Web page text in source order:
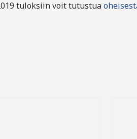
tuloksiin voit tutustua